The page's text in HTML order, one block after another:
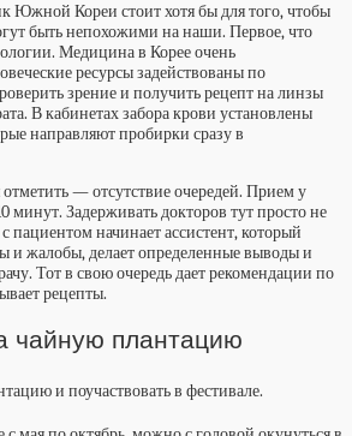
Южной Кореи стоит хотя бы для того, чтобы
быть непохожими на наши. Первое, что
Медицина в Корее очень
ресурсы задействованы по
зрение и получить рецепт на линзы
В кабинетах забора крови установлены
направляют пробирки сразу в
отметить — отсутствие очередей. Прием у
минут. Задерживать докторов тут просто не
пациентом начинает ассистент, который
и жалобы, делает определенные выводы и
Тот в свою очередь дает рекомендации по
рецепты.
чайную плантацию